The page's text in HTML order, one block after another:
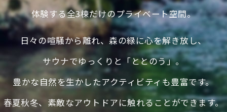
体験する全3棟だけのプライベート空間。
⽇々の喧騒から離れ、森の緑に⼼を解き放し、
サウナでゆっくりと「ととのう」。
豊かな⾃然を⽣かしたアクティビティも豊富です。
春夏秋冬、素敵なアウトドアに触れることができます。